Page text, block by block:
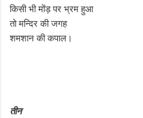
किसी भी मोंड़ पर भ्रम हुआ
तो मन्दिर की जगह
शमशान की कपाल।
तीन